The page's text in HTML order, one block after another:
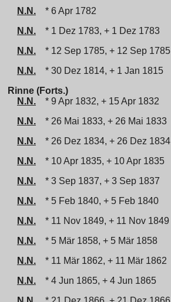
N.N.
* 6 Apr 1782
N.N.
* 1 Dez 1783, + 1 Dez 1783
N.N.
* 12 Sep 1785, + 12 Sep 1785
N.N.
* 30 Dez 1814, + 1 Jan 1815
Rinne (Forts.)
N.N.
* 9 Apr 1832, + 15 Apr 1832
N.N.
* 26 Mai 1833, + 26 Mai 1833
N.N.
* 26 Dez 1834, + 26 Dez 1834
N.N.
* 10 Apr 1835, + 10 Apr 1835
N.N.
* 3 Sep 1837, + 3 Sep 1837
N.N.
* 5 Feb 1840, + 5 Feb 1840
N.N.
* 11 Nov 1849, + 11 Nov 1849
N.N.
* 5 Mär 1858, + 5 Mär 1858
N.N.
* 11 Mär 1862, + 11 Mär 1862
N.N.
* 4 Jun 1865, + 4 Jun 1865